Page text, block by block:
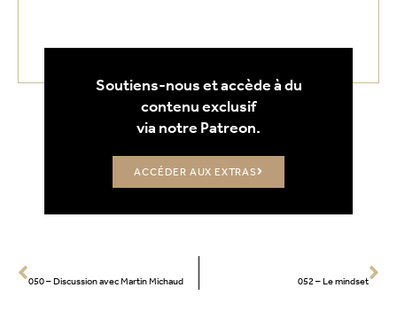
Soutiens-nous et accède à du
contenu exclusif
via notre Patreon.
ACCÉDER AUX EXTRAS
050 – Discussion avec Martin Michaud
052 – Le mindset